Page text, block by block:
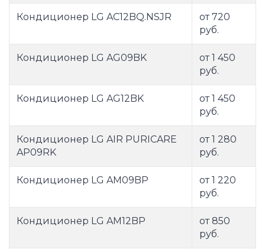
Кондиционер LG AC12BQ.NSJR
от 720
руб.
Кондиционер LG AG09BK
от 1 450
руб.
Кондиционер LG AG12BK
от 1 450
руб.
Кондиционер LG AIR PURICARE
AP09RK
от 1 280
руб.
Кондиционер LG AM09BP
от 1 220
руб.
Кондиционер LG AM12BP
от 850
руб.